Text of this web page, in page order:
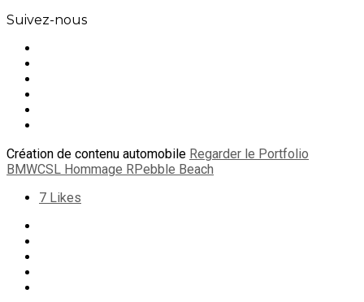
Suivez-nous
Création de contenu automobile Regarder le Portfolio
BMWCSL Hommage RPebble Beach
7 Likes